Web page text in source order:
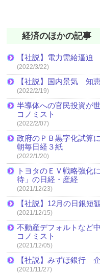
経済のほかの記事
【社説】電力需給逼
(2022/3/22)
【社説】国内景気 知
(2022/2/19)
半導体への官民投資が
コノミスト
(2022/2/07)
政府のＰＢ黒字化試算
朝毎日経３紙
(2022/1/20)
トヨタのＥＶ戦略強化
待」の日経・産経
(2021/12/23)
【社説】12月の日銀
(2021/12/15)
不動産デフォルトなど
コノミスト
(2021/12/05)
【社説】みずほ銀行
(2021/11/27)